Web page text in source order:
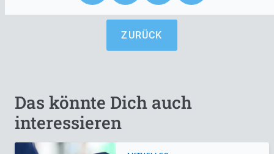
ZURÜCK
Das könnte Dich auch
interessieren